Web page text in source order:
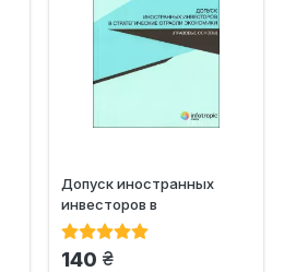
Допуск иностранных
инвесторов в
стратегические отрасли
экономики...
140 грн.